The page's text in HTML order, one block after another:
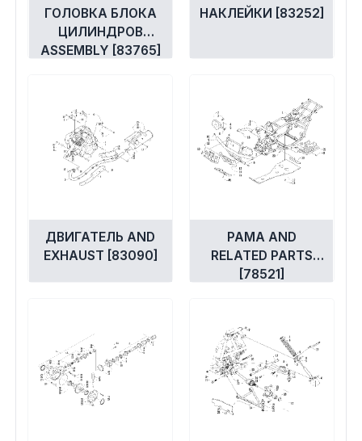
ГОЛОВКА БЛОКА
ЦИЛИНДРОВ
ASSEMBLY [83765]
НАКЛЕЙКИ [83252]
ДВИГАТЕЛЬ AND
EXHAUST [83090]
РАМА AND
RELATED PARTS
[78521]